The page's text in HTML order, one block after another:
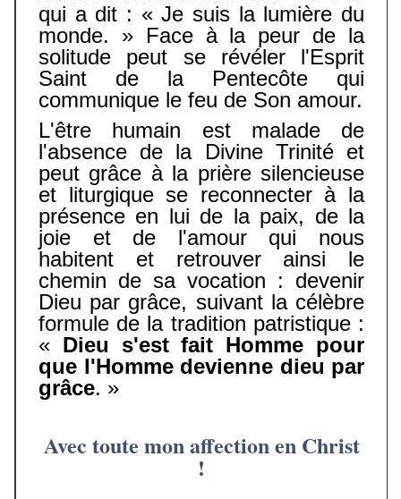
qui a dit : « Je suis la lumière du
monde. » Face à la peur de la
solitude peut se révéler l'Esprit
Saint de la Pentecôte qui
communique le feu de Son amour.
L'être humain est malade de
l'absence de la Divine Trinité et
peut grâce à la prière silencieuse
et liturgique se reconnecter à la
présence en lui de la paix, de la
joie et de l'amour qui nous
habitent et retrouver ainsi le
chemin de sa vocation : devenir
Dieu par grâce, suivant la célèbre
formule de la tradition patristique :
« Dieu s'est fait Homme pour
que l'Homme devienne dieu par
grâce. »
Avec toute mon affection en Christ
!